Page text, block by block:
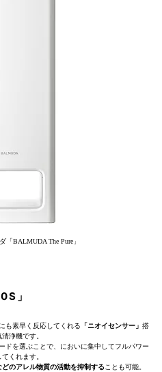
「BALMUDA The Pure」
」
も素早く反応してくれる 「ニオイセンサー」 搭
浄機です。
ドを選ぶことで、においに集中してフルパワー
くれます。
どのアレル物質の活動を抑制することも可能。